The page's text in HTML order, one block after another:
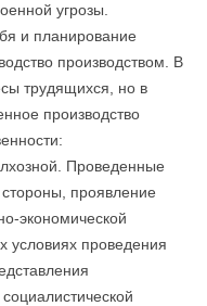
угрозы.
и планирование
производством. В
тру­дящихся, но в
производство
Проведенные
проявление
экономической
условиях проведения